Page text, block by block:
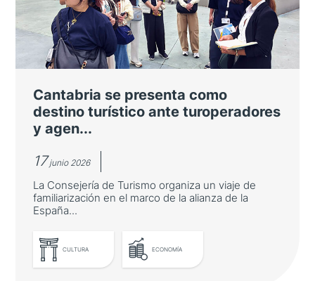
Pablo Alomar es nombrado Embajador de
Buena Voluntad por su labor pionera de
difusión del sake en nuestro país
Cantabria se presenta como
destino turístico ante turoperadores
y agen...
17junio 2026
La Consejería de Turismo organiza un viaje de
familiarización en el marco de la alianza de la
España...
CULTURA ECONOMÍA